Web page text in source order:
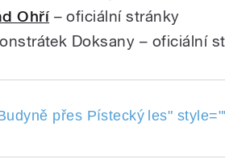
Ohří– oficiální stránky
Doksany – oficiální
přes Pístecký les"